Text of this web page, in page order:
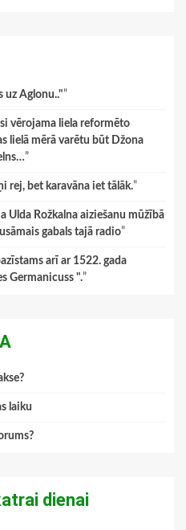
uz Aglonu.."”
vērojama liela reformēto
lielā mērā varētu būt Džona
”
rej, bet karavāna iet tālāk.”
Ulda Rožkalna aiziešanu mūžībā
gabals tajā radio”
arī ar 1522. gada
Germanicuss ".”
laiku
dienai